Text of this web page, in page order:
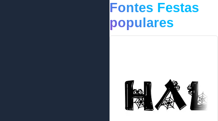
Fontes Festas
populares